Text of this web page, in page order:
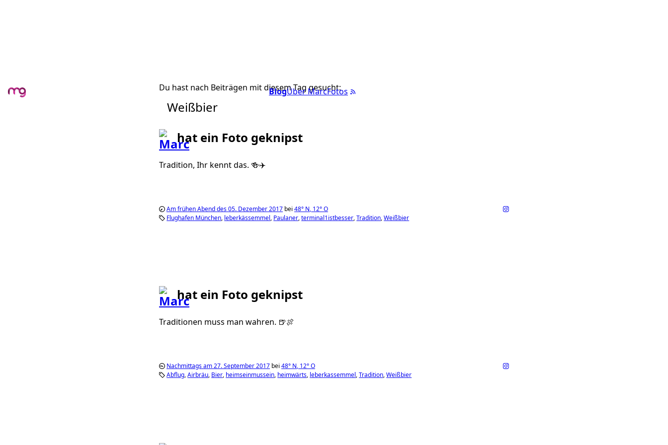
BlogÜber MarcFotos
Du hast nach Beiträgen mit diesem Tag gesucht:
Weißbier
hat ein Foto geknipst
Tradition, Ihr kennt das. 🍻✈️
Am frühen Abend des 05. Dezember 2017 bei 48° N, 12°O
Flughafen München leberkässemmel Paulaner terminal1istbesser Tradition Weißbier
hat ein Foto geknipst
Traditionen muss man wahren. 🍺🍖
Nachmittags am 27. September 2017 bei 48° N, 12°O
Abflug Airbräu Bier heimseinmussein heimwärts leberkassemmel Tradition Weißbier